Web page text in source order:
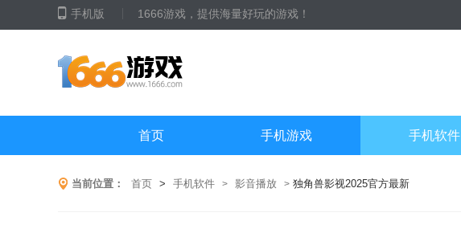
手机版 1666游戏，提供海量好玩的游戏！
首页 手机游戏 手机软件
当前位置： 首页 > 手机软件 > 影音播放 > 独角兽影视2025官方最新